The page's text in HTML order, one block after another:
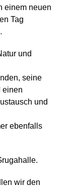
einem neuen
Tag
und
seine
einen
und
ebenfalls
wir den